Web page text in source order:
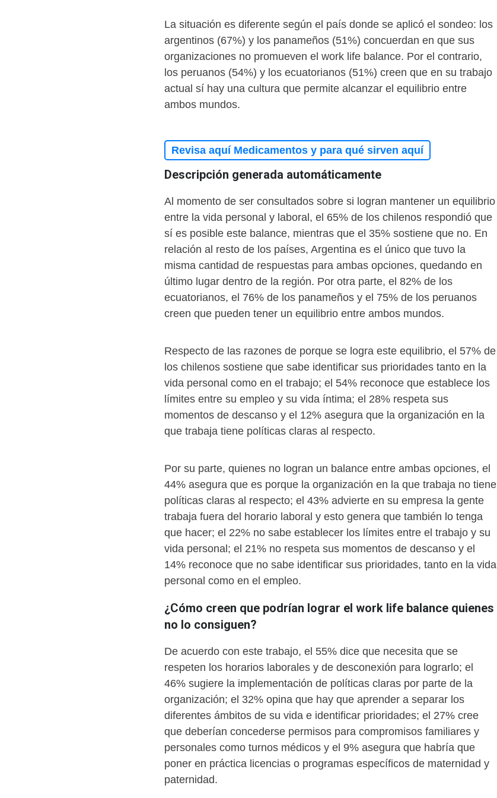
La situación es diferente según el país donde se aplicó el sondeo: los
argentinos (67%) y los panameños (51%) concuerdan en que sus
organizaciones no promueven el work life balance. Por el contrario,
los peruanos (54%) y los ecuatorianos (51%) creen que en su trabajo
actual sí hay una cultura que permite alcanzar el equilibrio entre
ambos mundos.
Revisa aquí Medicamentos y para qué sirven aquí
Descripción generada automáticamente
Al momento de ser consultados sobre si logran mantener un equilibrio
entre la vida personal y laboral, el 65% de los chilenos respondió que
sí es posible este balance, mientras que el 35% sostiene que no. En
relación al resto de los países, Argentina es el único que tuvo la
misma cantidad de respuestas para ambas opciones, quedando en
último lugar dentro de la región. Por otra parte, el 82% de los
ecuatorianos, el 76% de los panameños y el 75% de los peruanos
creen que pueden tener un equilibrio entre ambos mundos.
Respecto de las razones de porque se logra este equilibrio, el 57% de
los chilenos sostiene que sabe identificar sus prioridades tanto en la
vida personal como en el trabajo; el 54% reconoce que establece los
límites entre su empleo y su vida íntima; el 28% respeta sus
momentos de descanso y el 12% asegura que la organización en la
que trabaja tiene políticas claras al respecto.
Por su parte, quienes no logran un balance entre ambas opciones, el
44% asegura que es porque la organización en la que trabaja no tiene
políticas claras al respecto; el 43% advierte en su empresa la gente
trabaja fuera del horario laboral y esto genera que también lo tenga
que hacer; el 22% no sabe establecer los límites entre el trabajo y su
vida personal; el 21% no respeta sus momentos de descanso y el
14% reconoce que no sabe identificar sus prioridades, tanto en la vida
personal como en el empleo.
¿Cómo creen que podrían lograr el work life balance quienes
no lo consiguen?
De acuerdo con este trabajo, el 55% dice que necesita que se
respeten los horarios laborales y de desconexión para lograrlo; el
46% sugiere la implementación de políticas claras por parte de la
organización; el 32% opina que hay que aprender a separar los
diferentes ámbitos de su vida e identificar prioridades; el 27% cree
que deberían concederse permisos para compromisos familiares y
personales como turnos médicos y el 9% asegura que habría que
poner en práctica licencias o programas específicos de maternidad y
paternidad.